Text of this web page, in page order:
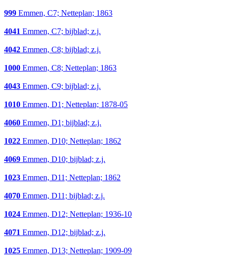
999 Emmen, C7; Netteplan; 1863
4041 Emmen, C7; bijblad; z.j.
4042 Emmen, C8; bijblad; z.j.
1000 Emmen, C8; Netteplan; 1863
4043 Emmen, C9; bijblad; z.j.
1010 Emmen, D1; Netteplan; 1878-05
4060 Emmen, D1; bijblad; z.j.
1022 Emmen, D10; Netteplan; 1862
4069 Emmen, D10; bijblad; z.j.
1023 Emmen, D11; Netteplan; 1862
4070 Emmen, D11; bijblad; z.j.
1024 Emmen, D12; Netteplan; 1936-10
4071 Emmen, D12; bijblad; z.j.
1025 Emmen, D13; Netteplan; 1909-09